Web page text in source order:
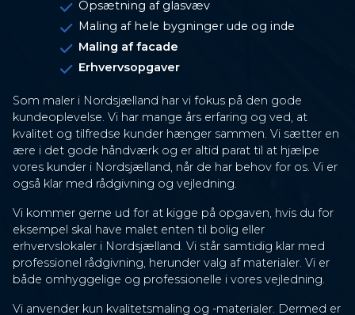
Opsætning af glasvæv
Maling af hele bygninger ude og inde
Maling af facade
Erhvervsopgaver
Som maler i Nordsjælland har vi fokus på den gode
kundeoplevelse. Vi har mange års erfaring og ved, at
kvalitet og tilfredse kunder hænger sammen. Vi sætter en
ære i det gode håndværk og er altid parat til at hjælpe
vores kunder i Nordsjælland, når de har behov for os. Vi er
også klar med rådgivning og vejledning.
Vi kommer gerne ud for at kigge på opgaven, hvis du for
eksempel skal have malet enten til bolig eller
erhvervslokaler i Nordsjælland. Vi står samtidig klar med
professionel rådgivning, herunder valg af materialer. Vi er
både omhyggelige og professionelle i vores vejledning.
Vi anvender kun kvalitetsmaling og -materialer. Dermed er